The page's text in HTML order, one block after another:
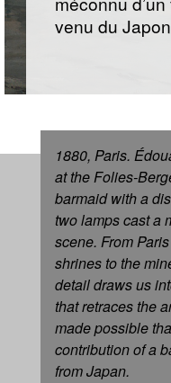
venu du
1880, Paris.
at the Folies-
barmaid with a
two lamps cast a
scene. From
shrines to the
detail draws us
that retraces the
made possible
contribution of a
from Japan.